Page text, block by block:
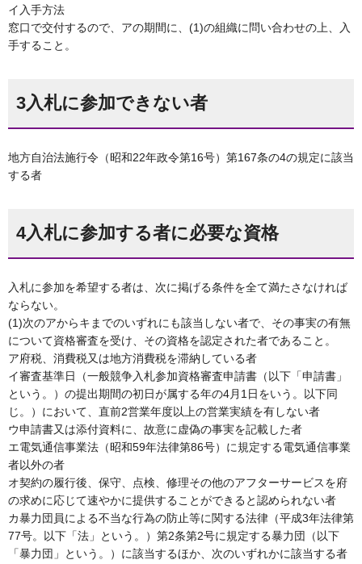
イ入手方法
窓口で交付するので、アの期間に、(1)の組織に問い合わせの上、入
手すること。
3入札に参加できない者
地方自治法施行令（昭和22年政令第16号）第167条の4の規定に該当
する者
4入札に参加する者に必要な資格
入札に参加を希望する者は、次に掲げる条件を全て満たさなければ
ならない。
(1)次のアからキまでのいずれにも該当しない者で、その事実の有無
について資格審査を受け、その資格を認定された者であること。
ア府税、消費税又は地方消費税を滞納している者
イ審査基準日（一般競争入札参加資格審査申請書（以下「申請書」
という。）の提出期間の初日が属する年の4月1日をいう。以下同
じ。）において、直前2営業年度以上の営業実績を有しない者
ウ申請書又は添付資料に、故意に虚偽の事実を記載した者
エ電気通信事業法（昭和59年法律第86号）に規定する電気通信事業
者以外の者
オ契約の履行後、保守、点検、修理その他のアフターサービスを府
の求めに応じて速やかに提供することができると認められない者
カ暴力団員による不当な行為の防止等に関する法律（平成3年法律第
77号。以下「法」という。）第2条第2号に規定する暴力団（以下
「暴力団」という。）に該当するほか、次のいずれかに該当する者